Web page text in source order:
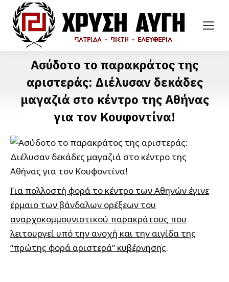
Ασύδοτο το παρακράτος της
αριστεράς: Διέλυσαν δεκάδες
μαγαζιά στο κέντρο της Αθήνας
για τον Κουφοντίνα!
Για πολλοστή φορά το κέντρο των Αθηνών έγινε
έρμαιο των βάνδαλων ορέξεων του
αναρχοκομμουνιστικού παρακράτους που
λειτουργεί υπό την ανοχή και την αιγίδα της
“πρώτης φορά αριστερά” κυβέρνησης.